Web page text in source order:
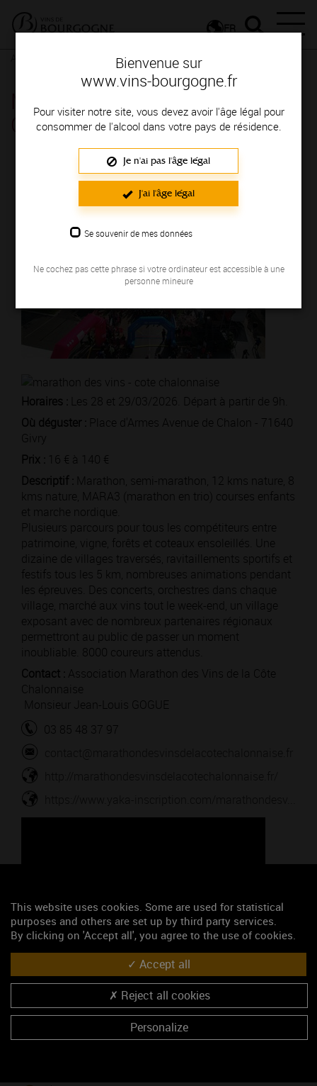
Bienvenue sur
www.vins-bourgogne.fr
Pour visiter notre site, vous devez avoir l'âge légal pour
consommer de l'alcool dans votre pays de résidence.
Je n'ai pas l'âge légal
J'ai l'âge légal
Se souvenir de mes données
Ne cochez pas cette phrase si votre ordinateur est accessible à une
personne mineure
FR
Rendez-vous
Marathon des Vins de la Côte
Chalonnaise - Givry
Du 28 mars au 29 mars 2026
Horaires : Les 28 et 29/03/2026. Départ à partir de 9h.
Où déguster : Place d'Armes Avenue de Chalon - 71640
Givry
Prix :
16 € à 140 €
Descriptif : Marathon, semi-marathon, 12 kms nature, 8
kms nature, MARA3 (marathon en trio) courses enfants
et marche nordique.
Plusieurs parcours pour tous les compétiteurs entre
patrimoine, vigne, forêts et coteaux ensoleillés. Une
dizaine de villages traversés, ravitaillements sportifs et
festifs tous les 5 km, nombreuses animations pendant
les épreuves. Des concerts, orchestres dans chaque
village, marché aux vins tout le week-end, un village
exposant avec de nombreux partenaires régionaux
permettront au public de passer un moment
inoubliable. 8000 coureurs attendus.
Contact : Association Marathon des Vins de la Côte
Chalonnaise
Monsieur Jean-Louis GOGUE
03 85 48 37 97
Google Maps is disabled. Accept
This website uses cookies. Some are used for statistical
purposes and others are set up by third party services.
By clicking on 'Accept all', you agree to the use of cookies.
Accept all
Reject all cookies
Personalize